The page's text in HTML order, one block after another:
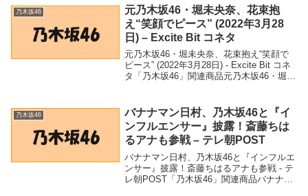
ね！」 - スポーツ報知 乃木坂４６・山下美
月のル...
乃木坂46
元乃木坂46・堀未央奈、花束抱
え“笑顔でピース” (2022年3月28
日) – Excite Bit コネタ
元乃木坂46・堀未央奈、花束抱え“笑顔で
ピース” (2022年3月28日) - Excite Bit コネ
タ「乃木坂46」関連商品元乃木坂46・堀未
乃木坂46
バナナマン日村、乃木坂46と『イ
ンフルエンサー』披露！斎藤ちは
るアナも参戦 – テレ朝POST
バナナマン日村、乃木坂46と『インフルエ
ンサー』披露！斎藤ちはるアナも参戦 - テ
レ朝POST「乃木坂46」関連商品バナナマ